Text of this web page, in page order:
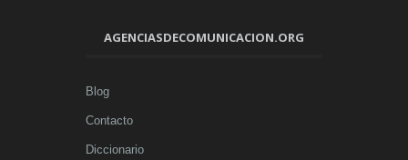
AGENCIASDECOMUNICACION.ORG
Blog
Contacto
Diccionario